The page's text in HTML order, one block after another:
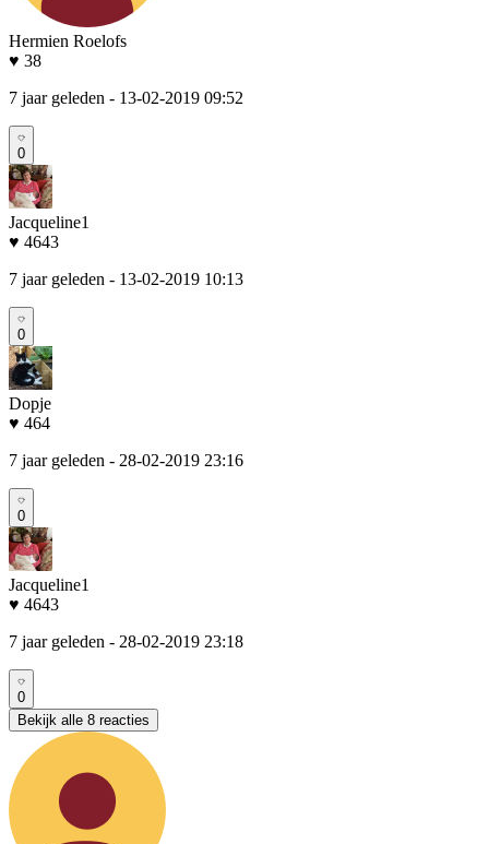
Hermien Roelofs
♥ 38
7 jaar geleden - 13-02-2019 09:52
0
Jacqueline1
♥ 4643
7 jaar geleden - 13-02-2019 10:13
0
Dopje
♥ 464
7 jaar geleden - 28-02-2019 23:16
0
Jacqueline1
♥ 4643
7 jaar geleden - 28-02-2019 23:18
0
Bekijk alle 8 reacties